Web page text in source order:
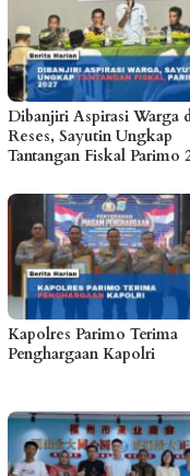
Dibanjiri Aspirasi Warga
Reses, Sayutin Ungkap
Tantangan Fiskal Parimo
Kapolres Parimo Terima
Penghargaan Kapolri